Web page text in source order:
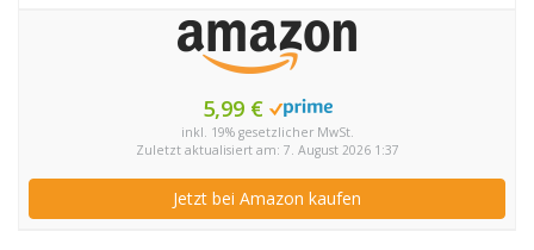
5,99 €
inkl. 19% gesetzlicher MwSt.
Zuletzt aktualisiert am: 7. August 2026 1:37
Jetzt bei Amazon kaufen